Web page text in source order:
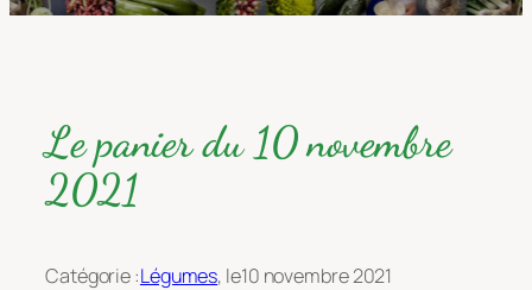
Le panier du 10 novembre
2021
Catégorie :Légumes, le10 novembre 2021